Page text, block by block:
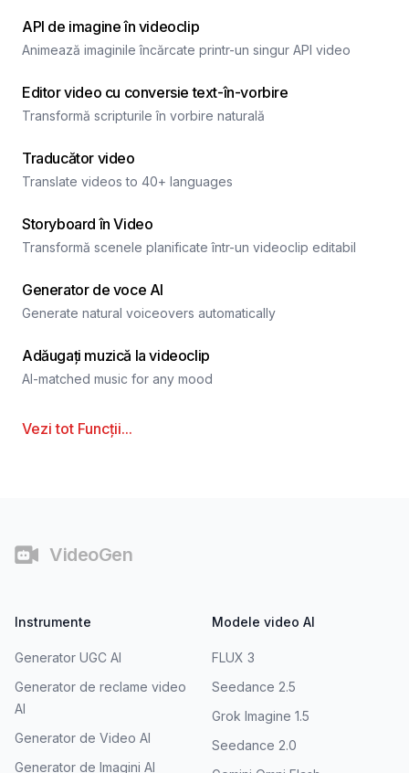
API de imagine în videoclip
Animează imaginile încărcate printr-un singur API video
Editor video cu conversie text-în-vorbire
Transformă scripturile în vorbire naturală
Traducător video
Translate videos to 40+ languages
Storyboard în Video
Transformă scenele planificate într-un videoclip editabil
Generator de voce AI
Generate natural voiceovers automatically
Adăugați muzică la videoclip
AI-matched music for any mood
Vezi tot Funcții...
VideoGen
Instrumente
Generator UGC AI
Generator de reclame video
AI
Generator de Video AI
Generator de Imagini AI
Modele video AI
FLUX 3
Seedance 2.5
Grok Imagine 1.5
Seedance 2.0